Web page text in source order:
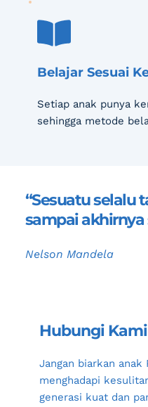
Belajar Sesuai
Setiap anak punya
sehingga metode
“Sesuatu selalu
sampai akhirnya
Nelson Mandela
Hubungi Kami
Jangan biarkan anak
menghadapi
generasi kuat dan